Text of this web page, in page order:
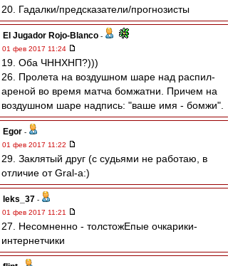
20. Гадалки/предсказатели/прогнозисты
El Jugador Rojo-Blanco -
01 фев 2017 11:24
19. Оба ЧННХНП?)))
26. Пролета на воздушном шаре над распил-
ареной во время матча бомжатни. Причем на
воздушном шаре надпись: "ваше имя - бомжи".
Egor -
01 фев 2017 11:22
29. Заклятый друг (с судьями не работаю, в
отличие от Gral-a:)
leks_37 -
01 фев 2017 11:21
27. Несомненно - толстожЕпые очкарики-
интернетчики